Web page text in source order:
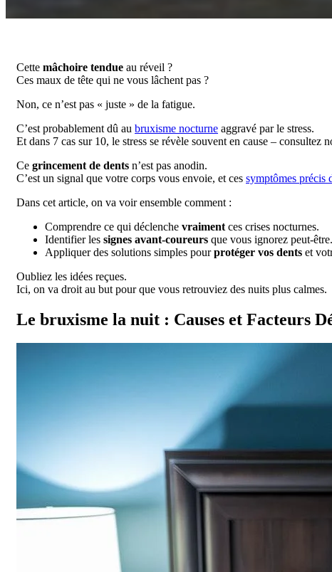
Cette mâchoire tendue au réveil ?
Ces maux de tête qui ne vous lâchent pas ?
Non, ce n’est pas « juste » de la fatigue.
C’est probablement dû au bruxisme nocturne aggravé par le stress.
Et dans 7 cas sur 10, le stress se révèle souvent en cause – consultez
Ce grincement de dents n’est pas anodin.
C’est un signal que votre corps vous envoie, et ces symptômes précis
Dans cet article, on va voir ensemble comment :
Comprendre ce qui déclenche vraiment ces crises nocturnes.
Identifier les signes avant-coureurs que vous ignorez peut-être.
Appliquer des solutions simples pourprotéger vos dents et
Oubliez les idées reçues.
Ici, on va droit au but pour que vous retrouviez des nuits plus calmes.
Le bruxisme la nuit : Causes et Facteurs